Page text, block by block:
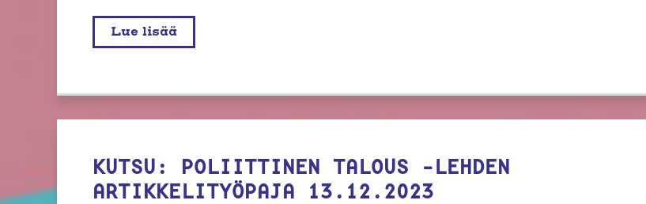
Pääkirjoitus:
10
äärellä
Lue lisää
KUTSU: POLIITTINEN TALOUS -LEHDEN
ARTIKKELITYÖPAJA 13.12.2023